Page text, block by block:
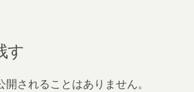
す
されることはありません。